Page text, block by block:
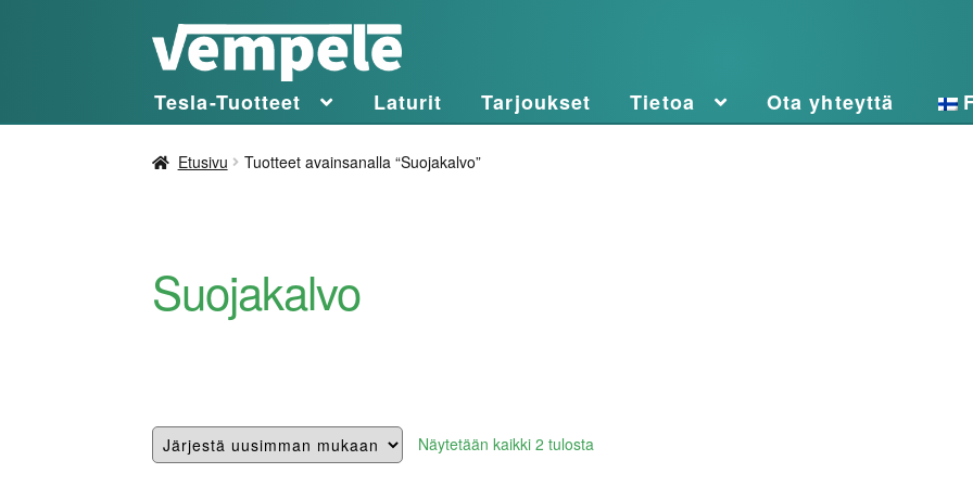
Siirry
Siirry
Tesla-Tuotteet Laturit Tarjoukset Tietoa Ota yhteyttä
Etusivu Tuotteet avainsanalla “Suojakalvo”
Suojakalvo
Näytetään kaikki 2 tulosta